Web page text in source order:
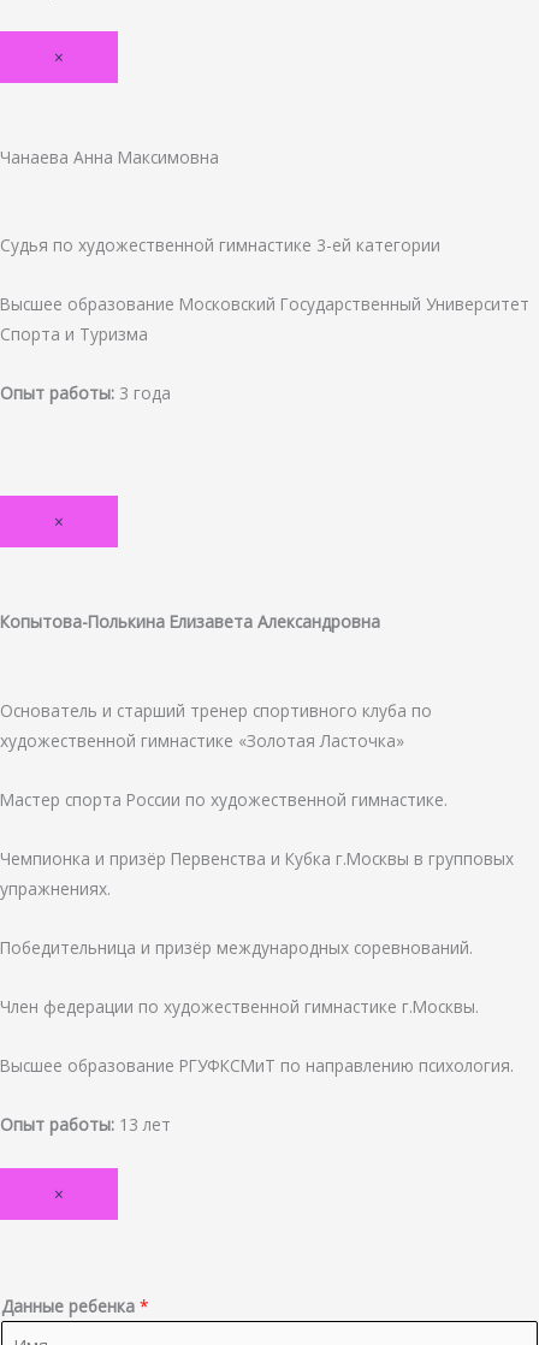
×
Чанаева Анна Максимовна
Судья по художественной гимнастике 3-ей категории
Высшее образование Московский Государственный Университет
Спорта и Туризма
Опыт работы: 3 года
×
Копытова-Полькина Елизавета Александровна
Основатель и старший тренер спортивного клуба по
художественной гимнастике «Золотая Ласточка»
Мастер спорта России по художественной гимнастике.
Чемпионка и призёр Первенства и Кубка г.Москвы в групповых
упражнениях.
Победительница и призёр международных соревнований.
Член федерации по художественной гимнастике г.Москвы.
Высшее образование РГУФКСМиТ по направлению психология.
Опыт работы: 13 лет
×
Данные ребенка *